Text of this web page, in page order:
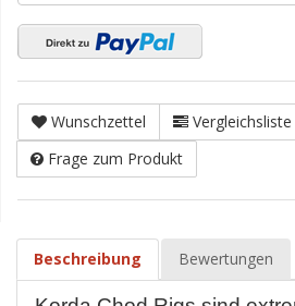
Wunschzettel
Vergleichsliste
Frage zum Produkt
Beschreibung Bewertungen